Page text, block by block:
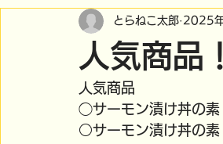
人気商品
とらねこ太郎 2025
人気商品
◯サーモン漬け丼の素
○サーモン漬け丼の素